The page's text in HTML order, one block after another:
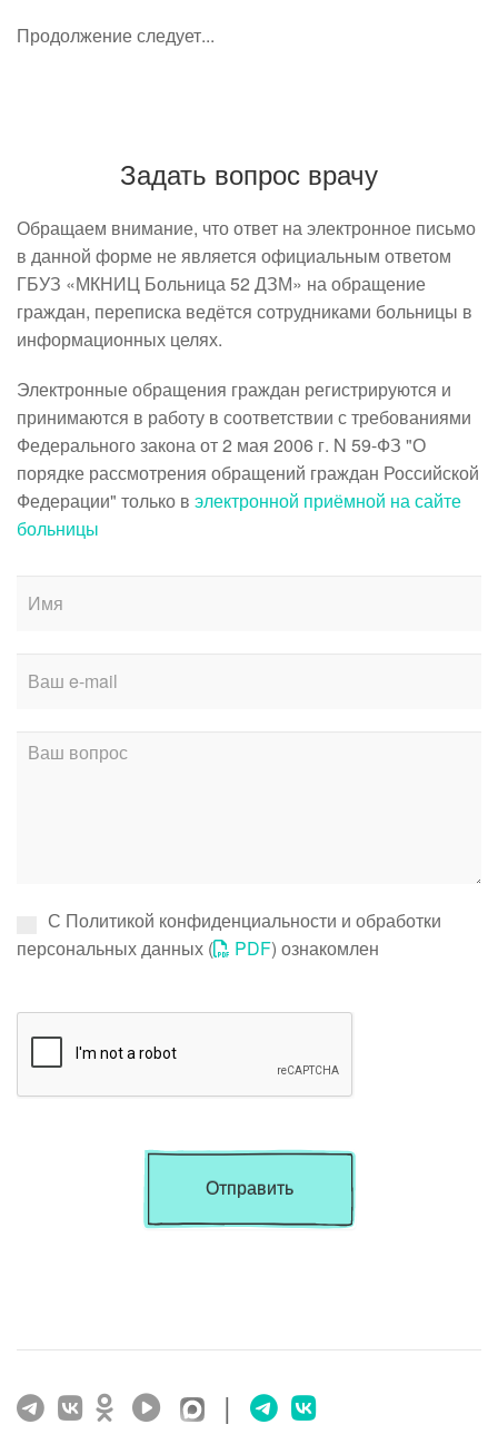
Продолжение следует...
Задать вопрос врачу
Обращаем внимание, что ответ на электронное письмо
в данной форме не является официальным ответом
ГБУЗ «МКНИЦ Больница 52 ДЗМ» на обращение
граждан, переписка ведётся сотрудниками больницы в
информационных целях.
Электронные обращения граждан регистрируются и
принимаются в работу в соответствии с требованиями
Федерального закона от 2 мая 2006 г. N 59-ФЗ "О
порядке рассмотрения обращений граждан Российской
Федерации" только в электронной приёмной на сайте
больницы
С Политикой конфиденциальности и обработки
персональных данных (
PDF) ознакомлен
Отправить
|